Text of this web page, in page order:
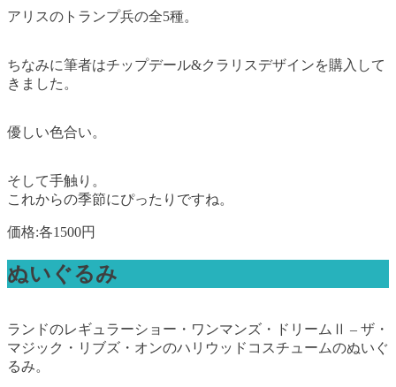
アリスのトランプ兵の全5種。
ちなみに筆者はチップデール&クラリスデザインを購入して
きました。
優しい色合い。
そして手触り。
これからの季節にぴったりですね。
価格:各1500円
ぬいぐるみ
ランドのレギュラーショー・ワンマンズ・ドリームⅡ – ザ・
マジック・リブズ・オンのハリウッドコスチュームのぬいぐ
るみ。